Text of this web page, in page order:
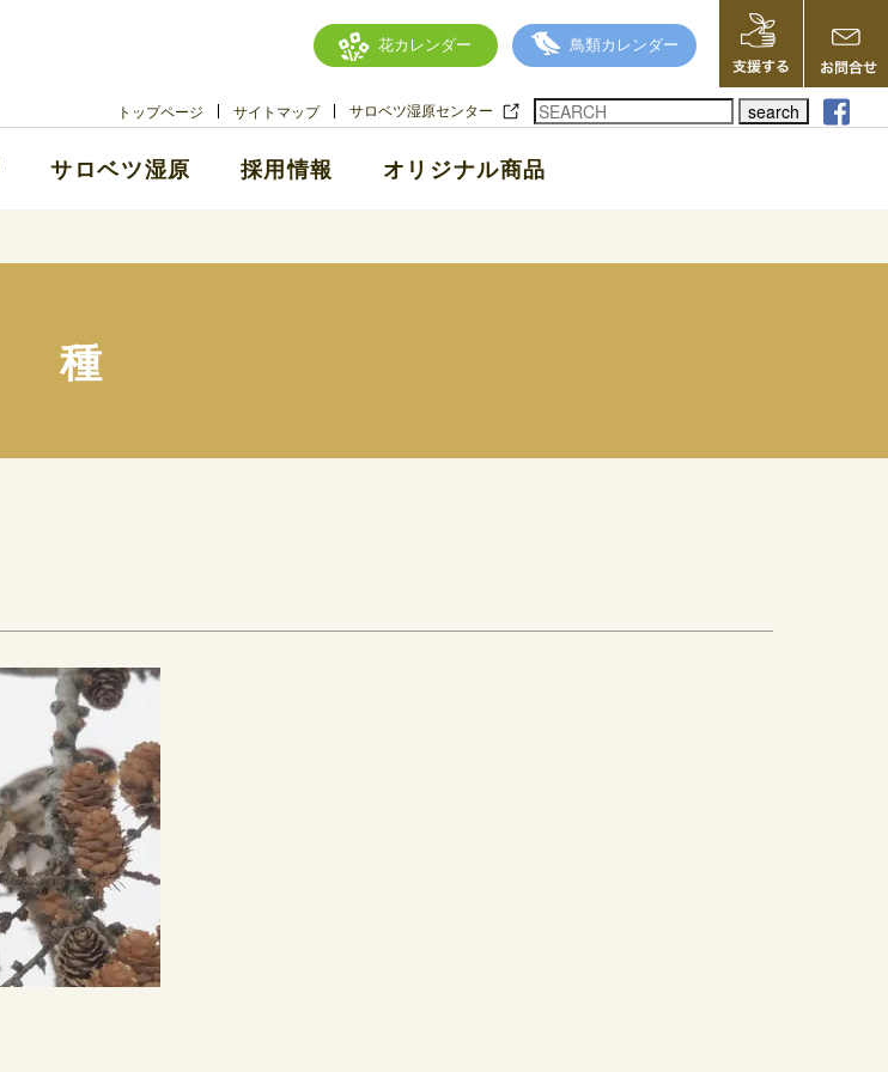
花カレンダー 鳥類カレンダー
トップページ サイトマップ サロベツ湿原センター search
サロベツ湿原 採用情報 オリジナル商品
種